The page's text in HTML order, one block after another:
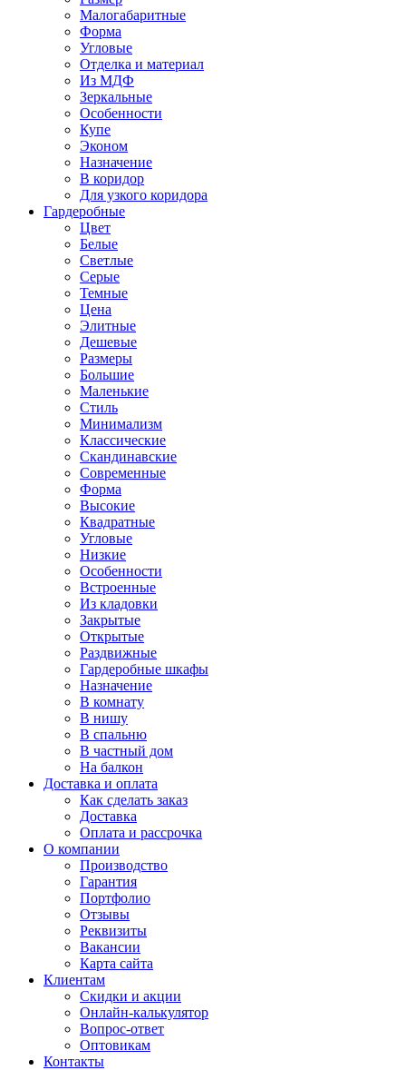
Малогабаритные
Форма
Угловые
Отделка и материал
Из МДФ
Зеркальные
Особенности
Купе
Эконом
Назначение
В коридор
Для узкого коридора
Гардеробные
Цвет
Белые
Светлые
Серые
Темные
Цена
Элитные
Дешевые
Размеры
Большие
Маленькие
Стиль
Минимализм
Классические
Скандинавские
Современные
Форма
Высокие
Квадратные
Угловые
Низкие
Особенности
Встроенные
Из кладовки
Закрытые
Открытые
Раздвижные
Гардеробные шкафы
Назначение
В комнату
В нишу
В спальню
В частный дом
На балкон
Доставка и оплата
Как сделать заказ
Доставка
Оплата и рассрочка
О компании
Производство
Гарантия
Портфолио
Отзывы
Реквизиты
Вакансии
Карта сайта
Клиентам
Скидки и акции
Онлайн-калькулятор
Вопрос-ответ
Оптовикам
Контакты